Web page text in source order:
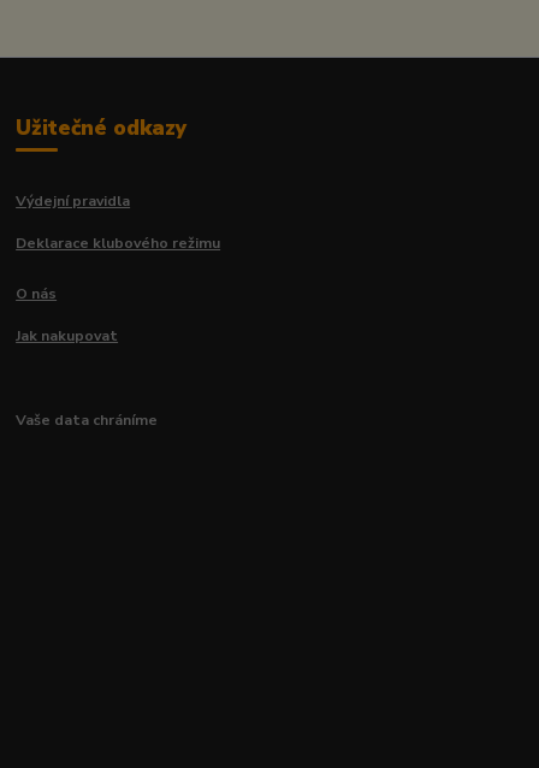
Užitečné odkazy
Výdejní pravidla
Deklarace klubového režimu
O nás
Jak nakupovat
Vaše data chráníme